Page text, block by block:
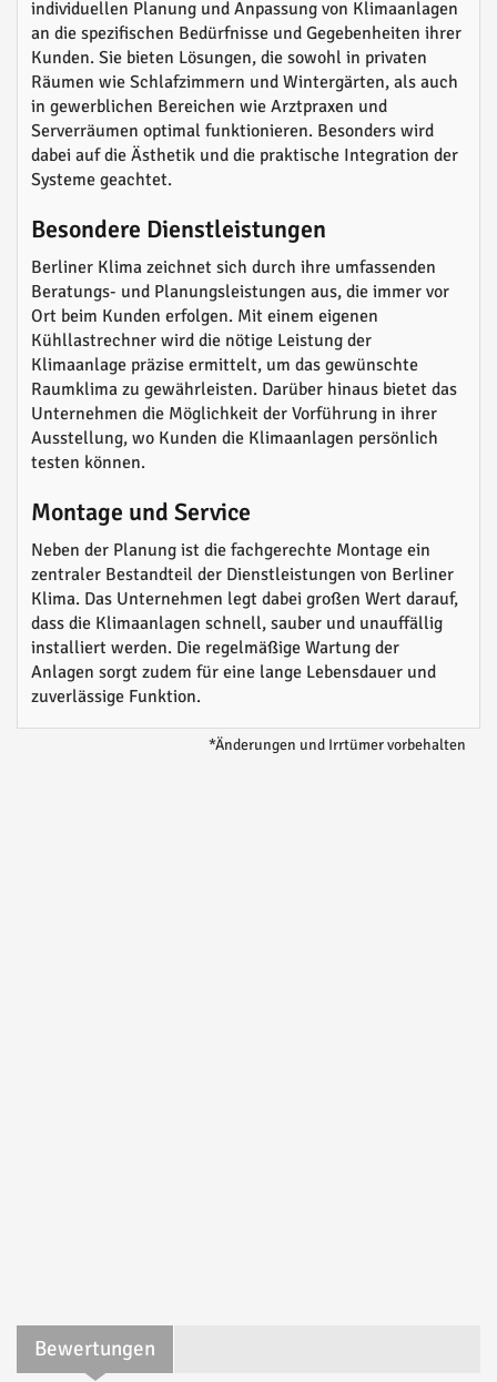
individuellen Planung und Anpassung von Klimaanlagen
an die spezifischen Bedürfnisse und Gegebenheiten ihrer
Kunden. Sie bieten Lösungen, die sowohl in privaten
Räumen wie Schlafzimmern und Wintergärten, als auch
in gewerblichen Bereichen wie Arztpraxen und
Serverräumen optimal funktionieren. Besonders wird
dabei auf die Ästhetik und die praktische Integration der
Systeme geachtet.
Besondere Dienstleistungen
Berliner Klima zeichnet sich durch ihre umfassenden
Beratungs- und Planungsleistungen aus, die immer vor
Ort beim Kunden erfolgen. Mit einem eigenen
Kühllastrechner wird die nötige Leistung der
Klimaanlage präzise ermittelt, um das gewünschte
Raumklima zu gewährleisten. Darüber hinaus bietet das
Unternehmen die Möglichkeit der Vorführung in ihrer
Ausstellung, wo Kunden die Klimaanlagen persönlich
testen können.
Montage und Service
Neben der Planung ist die fachgerechte Montage ein
zentraler Bestandteil der Dienstleistungen von Berliner
Klima. Das Unternehmen legt dabei großen Wert darauf,
dass die Klimaanlagen schnell, sauber und unauffällig
installiert werden. Die regelmäßige Wartung der
Anlagen sorgt zudem für eine lange Lebensdauer und
zuverlässige Funktion.
*Änderungen und Irrtümer vorbehalten
Bewertungen